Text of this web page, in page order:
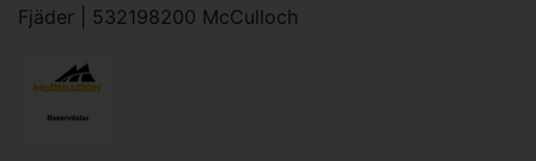
Fjäder | 532198200 McCulloch